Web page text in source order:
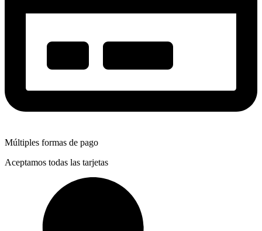
Múltiples formas de pago
Aceptamos todas las tarjetas